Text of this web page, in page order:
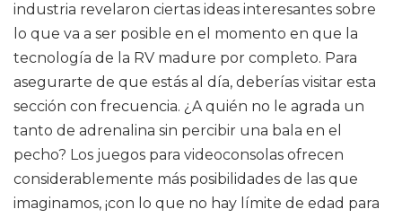
industria revelaron ciertas ideas interesantes sobre
lo que va a ser posible en el momento en que la
tecnología de la RV madure por completo. Para
asegurarte de que estás al día, deberías visitar esta
sección con frecuencia. ¿A quién no le agrada un
tanto de adrenalina sin percibir una bala en el
pecho? Los juegos para videoconsolas ofrecen
considerablemente más posibilidades de las que
imaginamos, ¡con lo que no hay límite de edad para